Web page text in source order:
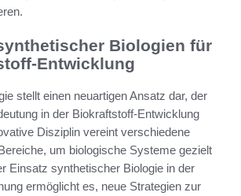
Biologien für
Entwicklung
stellt einen neuartigen Ansatz dar, der
in der Biokraftstoff-Entwicklung
Disziplin vereint verschiedene
um biologische Systeme gezielt
Einsatz synthetischer Biologie in der
ermöglicht es, neue Strategien zur